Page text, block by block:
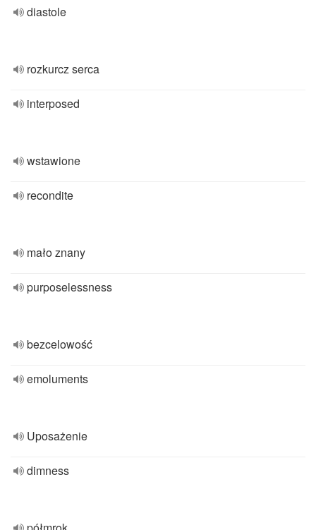
diastole
rozkurcz serca
interposed
wstawione
recondite
mało znany
purposelessness
bezcelowość
emoluments
Uposażenie
dimness